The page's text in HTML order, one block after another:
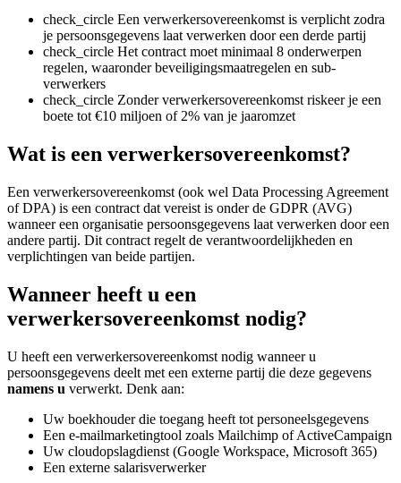
check_circle Een verwerkersovereenkomst is verplicht zodra
je persoonsgegevens laat verwerken door een derde partij
check_circle Het contract moet minimaal 8 onderwerpen
regelen, waaronder beveiligingsmaatregelen en sub-
verwerkers
check_circle Zonder verwerkersovereenkomst riskeer je een
boete tot €10 miljoen of 2% van je jaaromzet
Wat is een verwerkersovereenkomst?
Een verwerkersovereenkomst (ook wel Data Processing Agreement
of DPA) is een contract dat vereist is onder de GDPR (AVG)
wanneer een organisatie persoonsgegevens laat verwerken door een
andere partij. Dit contract regelt de verantwoordelijkheden en
verplichtingen van beide partijen.
Wanneer heeft u een
verwerkersovereenkomst nodig?
U heeft een verwerkersovereenkomst nodig wanneer u
persoonsgegevens deelt met een externe partij die deze gegevens
namens u verwerkt. Denk aan:
Uw boekhouder die toegang heeft tot personeelsgegevens
Een e-mailmarketingtool zoals Mailchimp of ActiveCampaign
Uw cloudopslagdienst (Google Workspace, Microsoft 365)
Een externe salarisverwerker